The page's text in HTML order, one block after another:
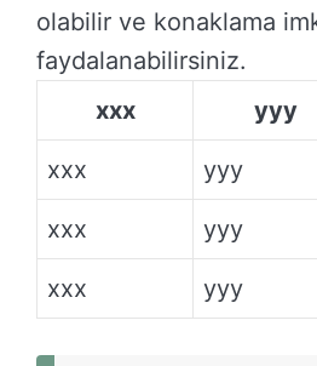
olabilir ve konaklama
faydalanabilirsiniz.
xxx
yyy
xxx yyy
xxx yyy
xxx yyy